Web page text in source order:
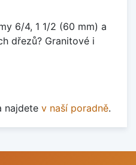
6/4, 1 1/2 (60 mm) a
dřezů? Granitové i
najdete v naší poradně.